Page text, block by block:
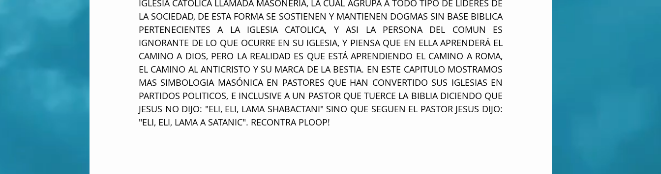
IGLESIA CATOLICA LLAMADA MASONERÍA, LA CUAL AGRUPA A TODO TIPO DE LIDERES DE
LA SOCIEDAD, DE ESTA FORMA SE SOSTIENEN Y MANTIENEN DOGMAS SIN BASE BIBLICA
PERTENECIENTES A LA IGLESIA CATOLICA, Y ASI LA PERSONA DEL COMUN ES
IGNORANTE DE LO QUE OCURRE EN SU IGLESIA, Y PIENSA QUE EN ELLA APRENDERÁ EL
CAMINO A DIOS, PERO LA REALIDAD ES QUE ESTÁ APRENDIENDO EL CAMINO A ROMA,
EL CAMINO AL ANTICRISTO Y SU MARCA DE LA BESTIA. EN ESTE CAPITULO MOSTRAMOS
MAS SIMBOLOGIA MASÓNICA EN PASTORES QUE HAN CONVERTIDO SUS IGLESIAS EN
PARTIDOS POLITICOS, E INCLUSIVE A UN PASTOR QUE TUERCE LA BIBLIA DICIENDO QUE
JESUS NO DIJO: "ELI, ELI, LAMA SHABACTANI" SINO QUE SEGUEN EL PASTOR JESUS DIJO:
"ELI, ELI, LAMA A SATANIC". RECONTRA PLOOP!